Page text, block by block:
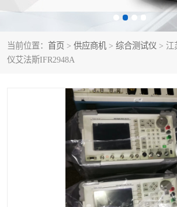
当前位置： 首页 > 供应商机 > 综合测试仪 > 江
仪艾法斯IFR2948A
校准件
阻抗分
音频分析仪